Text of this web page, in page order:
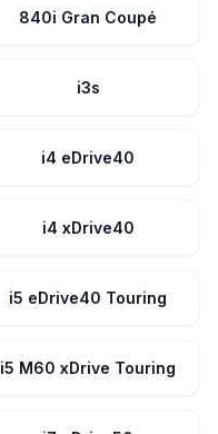
840i Gran Coupé
i3s
i4 eDrive40
i4 xDrive40
i5 eDrive40 Touring
i5 M60 xDrive Touring